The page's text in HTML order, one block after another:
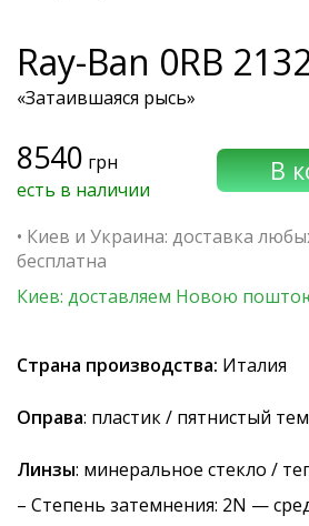
Ray-Ban 0RB
«Затаившаяся рысь»
8540 грн
есть в наличии
• Киев и Украина: доставка
бесплатна
Киев: доставляем Новою
Страна производства: Италия
Оправа: пластик / пятнистый
Линзы: минеральное стекло /
– Степень затемнения: 2N —